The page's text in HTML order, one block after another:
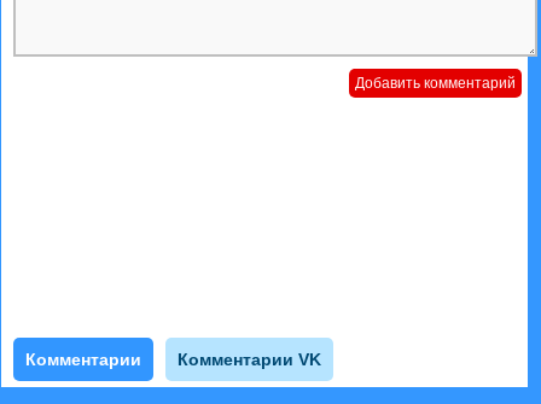
Комментарии Комментарии VK